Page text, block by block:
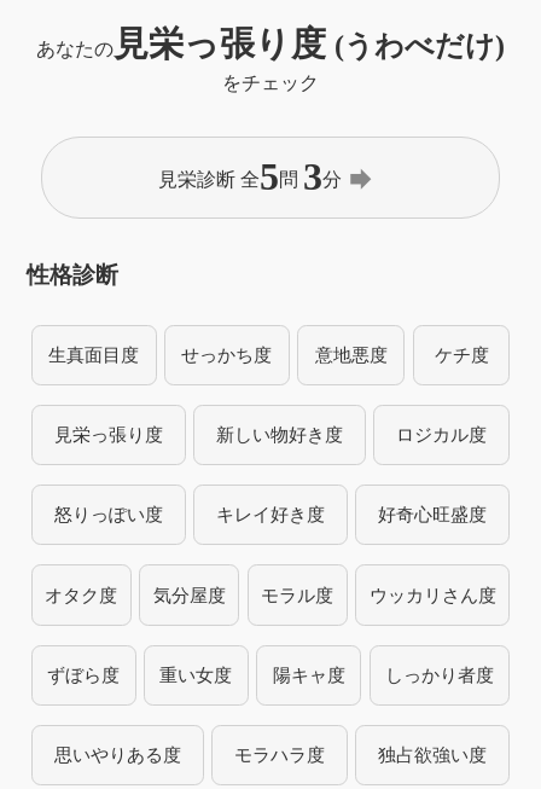
あなたの 見栄っ張り度 (うわべだけ)
をチェック
見栄診断 全5問 3分 forward
性格診断
生真面目度 せっかち度 意地悪度 ケチ度
見栄っ張り度 新しい物好き度 ロジカル度
怒りっぽい度 キレイ好き度 好奇心旺盛度
オタク度 気分屋度 モラル度 ウッカリさん度
ずぼら度 重い女度 陽キャ度 しっかり者度
思いやりある度 モラハラ度 独占欲強い度